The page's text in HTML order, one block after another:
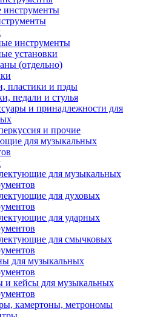
инструменты
установки
(отдельно)
пластики и пэды
педали и стулья
и принадлежности для
и прочие
для музыкальных
для музыкальных
для духовых
для ударных
для смычковых
для музыкальных
и кейсы для музыкальных
камертоны, метрономы